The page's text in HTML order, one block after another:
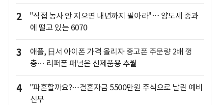
2
"직접 농사 안 지으면 내년까지 팔아라"… 양도세 중과
에 떨고 있는 6070
3
애플, 日서 아이폰 가격 올리자 중고폰 주문량 2배 껑
충… 리퍼폰 패널은 신제품용 추월
4
"파혼할까요?…결혼자금 5500만원 주식으로 날린 예비
신부